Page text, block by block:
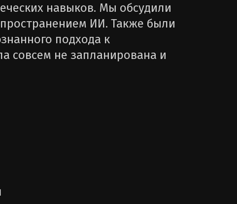
навыков. Мы обсудили
ИИ. Также были
подхода к
совсем не запланирована и